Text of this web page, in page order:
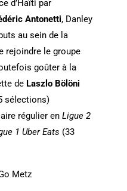
d’Haïti par
Antonetti, Danley
au sein de la
rejoindre le groupe
goûter à la
de Laszlo Bölöni
sélections)
régulier en Ligue 2
1 Uber Eats (33
Metz